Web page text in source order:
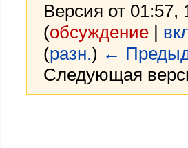
Версия от
(обсуждение|
(разн.) ←
Следующая